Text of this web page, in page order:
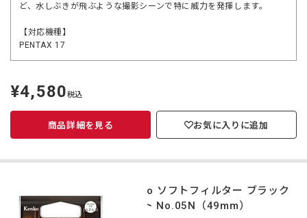
ど、水しぶきが飛ぶような撮影シーンで特に威力を発揮します。
【対応機種】
PENTAX 17
定
価
¥4,580税込
商品詳細を見る お気に入りに追加
Kenko ソフトフィルター ブラック
ミスト No.05N（49mm）